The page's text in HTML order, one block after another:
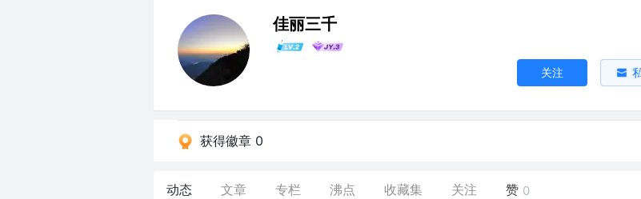
佳丽三千
关注
获得徽章 0
动态 文章 专栏 沸点 收藏集 关注 赞 0